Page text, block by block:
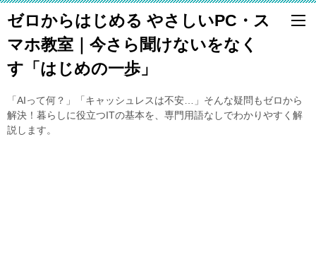
ゼロからはじめる やさしいPC・ス
マホ教室｜今さら聞けないをなく
す「はじめの一歩」
「AIって何？」「キャッシュレスは不安…」そんな疑問もゼロから
解決！暮らしに役立つITの基本を、専門用語なしでわかりやすく解
説します。